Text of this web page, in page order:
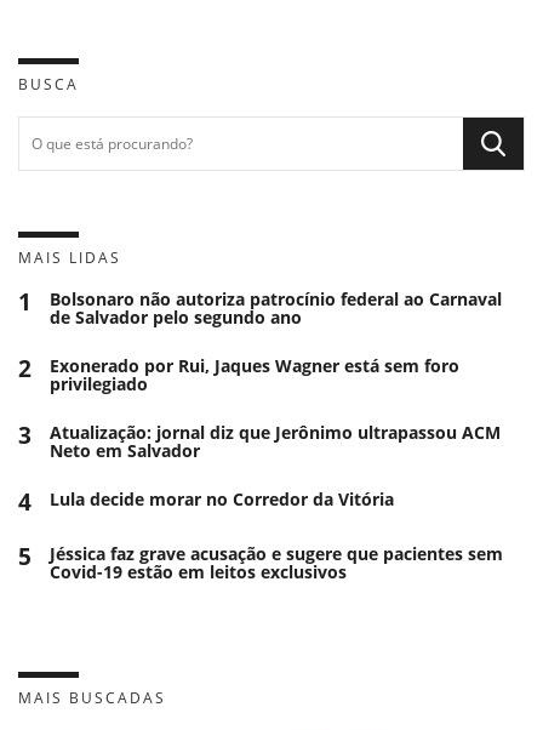
BUSCA
MAIS LIDAS
1 Bolsonaro não autoriza patrocínio federal ao Carnaval
de Salvador pelo segundo ano
2 Exonerado por Rui, Jaques Wagner está sem foro
privilegiado
3 Atualização: jornal diz que Jerônimo ultrapassou ACM
Neto em Salvador
4 Lula decide morar no Corredor da Vitória
5 Jéssica faz grave acusação e sugere que pacientes sem
Covid-19 estão em leitos exclusivos
MAIS BUSCADAS